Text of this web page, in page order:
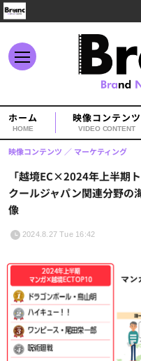
ホーム
HOME
映像コンテンツ
VIDEO CONTENT
「越境EC×2024年上半期
クールジャパン関連分野の
像
映像コンテンツ マーケティング
2024.8.27 Tue 16:42